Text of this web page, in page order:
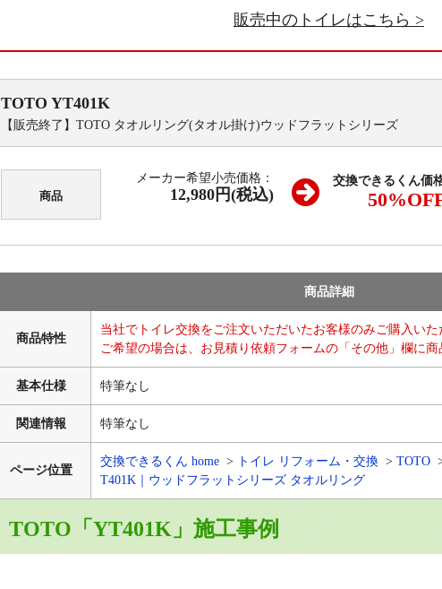
販売中のトイレはこちら
TOTO YT401K
【販売終了】TOTO タオルリング(タオル掛け)ウッドフラットシリーズ
商品
メーカー希望小売価格：
12,980円(税込)
交換できるくん価
50
商品詳細
商品特性
当社でトイレ交換をご注文いただいたお客様のみご購入いた
ご希望の場合は、お見積り依頼フォームの「その他」欄に商
基本仕様 特筆なし
関連情報 特筆なし
ページ位置
交換できるくん home トイレ リフォーム・交換 TOTO
T401K｜ウッドフラットシリーズ タオルリング
TOTO「YT401K」施工事例